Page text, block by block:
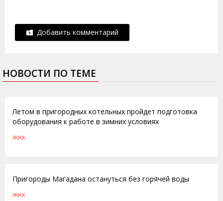
Добавить комментарий
НОВОСТИ ПО ТЕМЕ
Летом в пригородных котельных пройдет подготовка
оборудования к работе в зимних условиях
ЖКХ
Пригороды Магадана остануться без горячей воды
ЖКХ